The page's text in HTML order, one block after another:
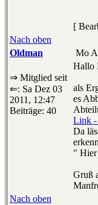
[
Nach oben
Oldman
Mo
⇒ Mitglied seit
⇐: Sa Dez 03
2011, 12:47
Beiträge: 40
Hallo
als
es
Link -
Da
" Hier
Gruß
Nach oben